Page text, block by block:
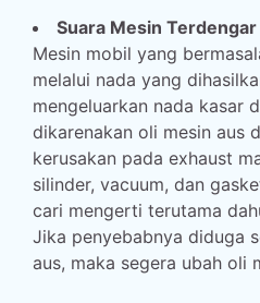
Suara Mesin Terdengar
Mesin mobil yang
melalui nada yang
mengeluarkan nada kasar
dikarenakan oli mesin aus
kerusakan pada exhaust
silinder, vacuum, dan
cari mengerti terutama
Jika penyebabnya diduga
aus, maka segera ubah oli